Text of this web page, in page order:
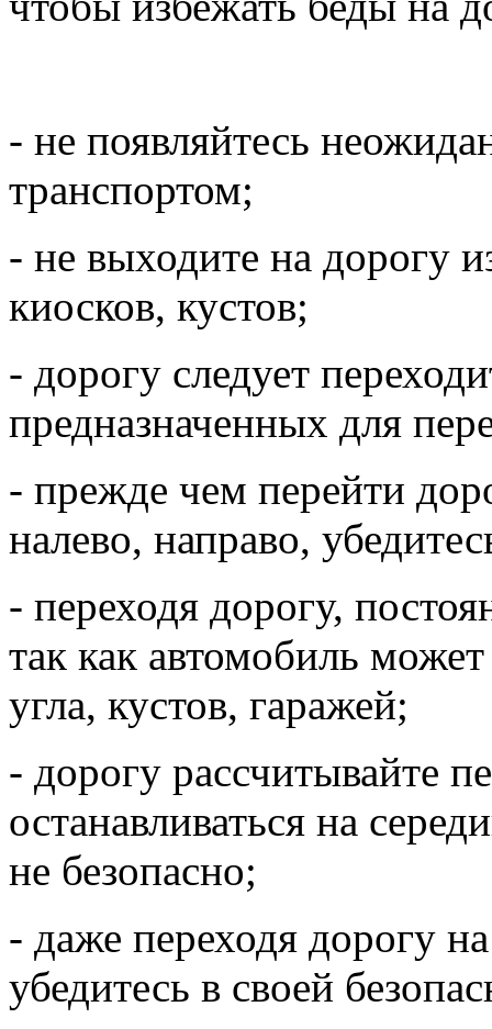
- не появляйтесь
транспортом;
- не выходите на дорогу
киосков, кустов;
- дорогу следует
предназначенных для
- прежде чем перейти
налево, направо,
- переходя дорогу,
так как автомобиль
угла, кустов, гаражей;
- дорогу рассчитывайте
останавливаться на
не безопасно;
- даже переходя дорогу
убедитесь в своей